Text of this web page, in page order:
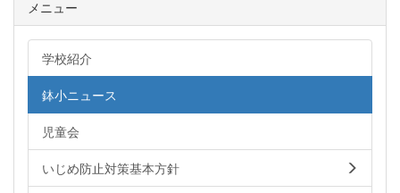
メニュー
学校紹介
鉢小ニュース
児童会
いじめ防止対策基本方針